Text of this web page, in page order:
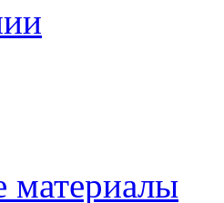
материалы